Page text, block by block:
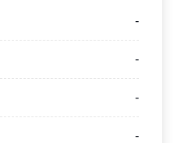
-
-
-
-